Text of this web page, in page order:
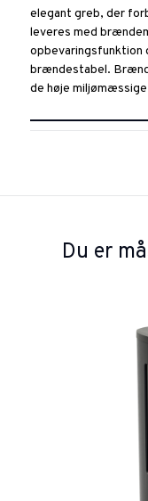
elegant greb, der
leveres med
opbevaringsfunktion
brændestabel.
de høje
Du er